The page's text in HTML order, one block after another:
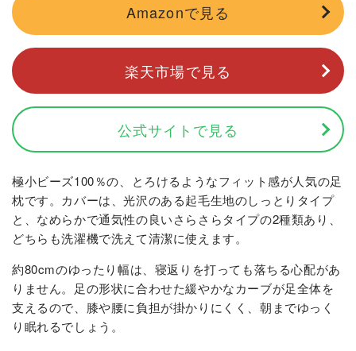
Amazonで見る
楽天市場で見る
公式サイトで見る
極小ビーズ100％の、とろけるようなフィット感が人気の足
枕です。カバーは、光沢のある起毛生地のしっとりタイプ
と、なめらかで通気性の良いさらさらタイプの2種類あり、
どちらも洗濯機で洗えて清潔に使えます。
約80cmのゆったり幅は、寝返りを打っても落ちる心配があ
りません。足の形状に合わせた緩やかなカーブが足全体を
支えるので、膝や腰に負担が掛かりにくく、朝までゆっく
り眠れるでしょう。